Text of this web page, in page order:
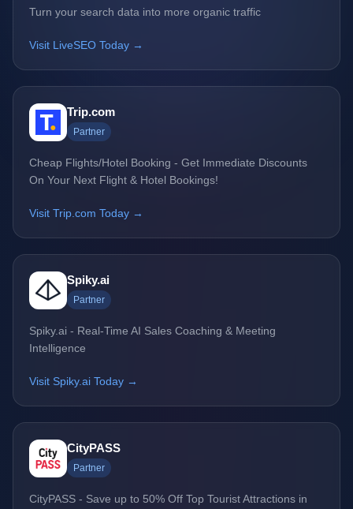
Turn your search data into more organic traffic
Visit LiveSEO Today →
Trip.com
Partner
Cheap Flights/Hotel Booking - Get Immediate Discounts
On Your Next Flight & Hotel Bookings!
Visit Trip.com Today →
Spiky.ai
Partner
Spiky.ai - Real-Time AI Sales Coaching & Meeting
Intelligence
Visit Spiky.ai Today →
CityPASS
Partner
CityPASS - Save up to 50% Off Top Tourist Attractions in